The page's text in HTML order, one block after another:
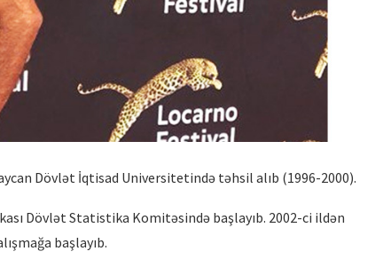
Dövlət İqtisad Universitetində təhsil alıb (1996-2000).
Dövlət Statistika Komitəsində başlayıb. 2002-ci ildən
başlayıb.
HUBERT BALS FUND QALİBİ
TÜRKAN HÜSEYN
“XATIRLADIĞINI EŞİT”...